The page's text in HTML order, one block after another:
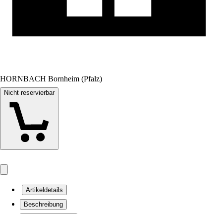
HORNBACH Bornheim (Pfalz)
Nicht reservierbar
Artikeldetails
Beschreibung